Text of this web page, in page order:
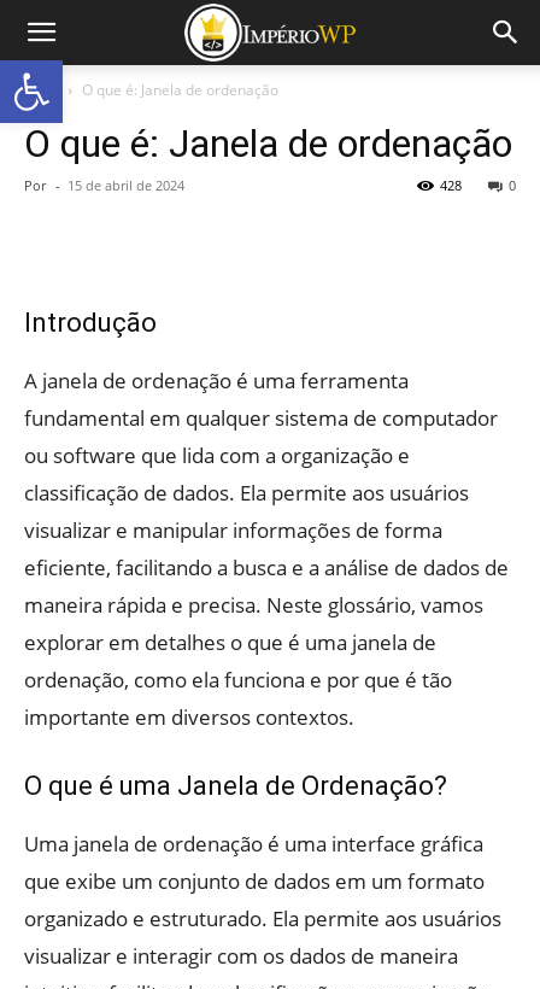
Início O que é: Janela de ordenação
O que é: Janela de ordenação
Por - 15 de abril de 2024 0
428
Introdução
A janela de ordenação é uma ferramenta
fundamental em qualquer sistema de computador
ou software que lida com a organização e
classificação de dados. Ela permite aos usuários
visualizar e manipular informações de forma
eficiente, facilitando a busca e a análise de dados de
maneira rápida e precisa. Neste glossário, vamos
explorar em detalhes o que é uma janela de
ordenação, como ela funciona e por que é tão
importante em diversos contextos.
O que é uma Janela de Ordenação?
Uma janela de ordenação é uma interface gráfica
que exibe um conjunto de dados em um formato
organizado e estruturado. Ela permite aos usuários
visualizar e interagir com os dados de maneira
Abrir a barra de ferramentas